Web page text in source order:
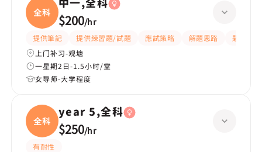
全科
中一,全科
$200/hr
提供筆記 提供練習題/試題 應試策略 解題思路
題目講解
上门补习-观塘
一星期2日-1.5小时/堂
女导师-大学程度
全科
year 5,全科
$250/hr
有耐性